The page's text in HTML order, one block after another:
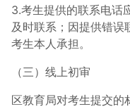
3.考生提供的联系电话
及时联系；因提供错误
考生本人承担。
（三）线上初审
区教育局对考生提交的